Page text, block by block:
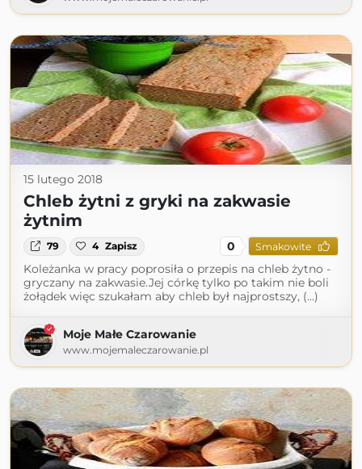
15 lutego 2018
Chleb żytni z gryki na zakwasie
żytnim
79 4 Zapisz 0 Smakowite
Koleżanka w pracy poprosiła o przepis na chleb żytno -
gryczany na zakwasie.Jej córkę tylko po takim nie boli
żołądek więc szukałam aby chleb był najprostszy, (...)
Moje Małe Czarowanie
www.mojemaleczarowanie.pl